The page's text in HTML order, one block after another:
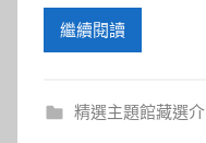
繼續閱讀
精選主題館藏選介